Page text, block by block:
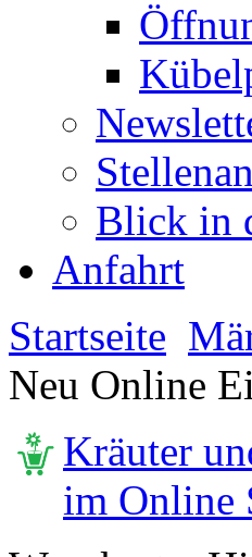
Blick in
Anfahrt
Startseite
Neu Online
Kräuter
im Online